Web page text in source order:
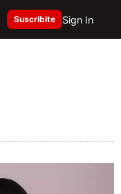
Suscribite Sign In